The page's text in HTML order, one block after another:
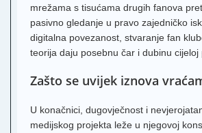
mrežama s tisućama drugih fanova
pasivno gledanje u pravo zajedničko
digitalna povezanost, stvaranje fan
teorija daju posebnu čar i dubinu cijeloj
Zašto se uvijek iznova
U konačnici, dugovječnost i
medijskog projekta leže u njegovoj